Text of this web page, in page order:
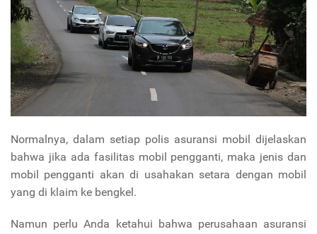
Normalnya, dalam setiap polis asuransi mobil dijelaskan
bahwa jika ada fasilitas mobil pengganti, maka jenis dan
mobil pengganti akan di usahakan setara dengan mobil
yang di klaim ke bengkel.
Namun perlu Anda ketahui bahwa perusahaan asuransi